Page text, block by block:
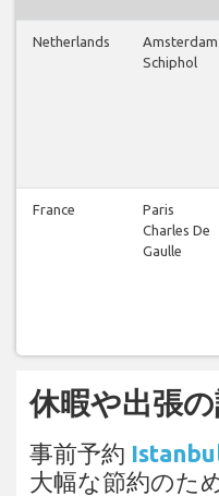
Netherlands
Amsterdam
Schiphol
France
Paris
Charles De
Gaulle
休暇や出張
事前予約
大幅な節約のた